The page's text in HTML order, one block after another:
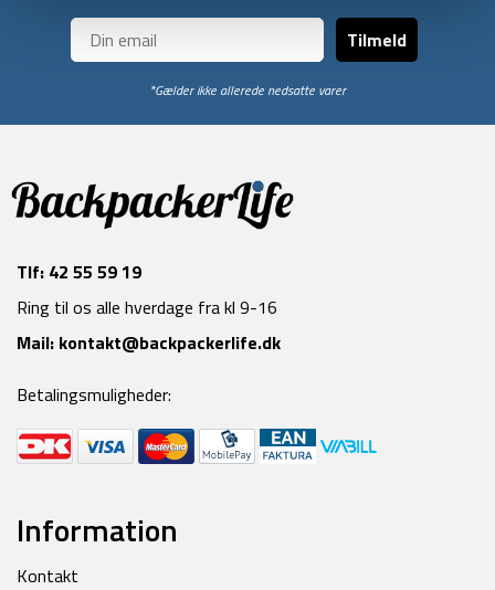
Tilmeld
*Gælder ikke allerede nedsatte varer
Tlf: 42 55 59 19
Ring til os alle hverdage fra kl 9-16
Mail: kontakt@backpackerlife.dk
Betalingsmuligheder:
Information
Kontakt